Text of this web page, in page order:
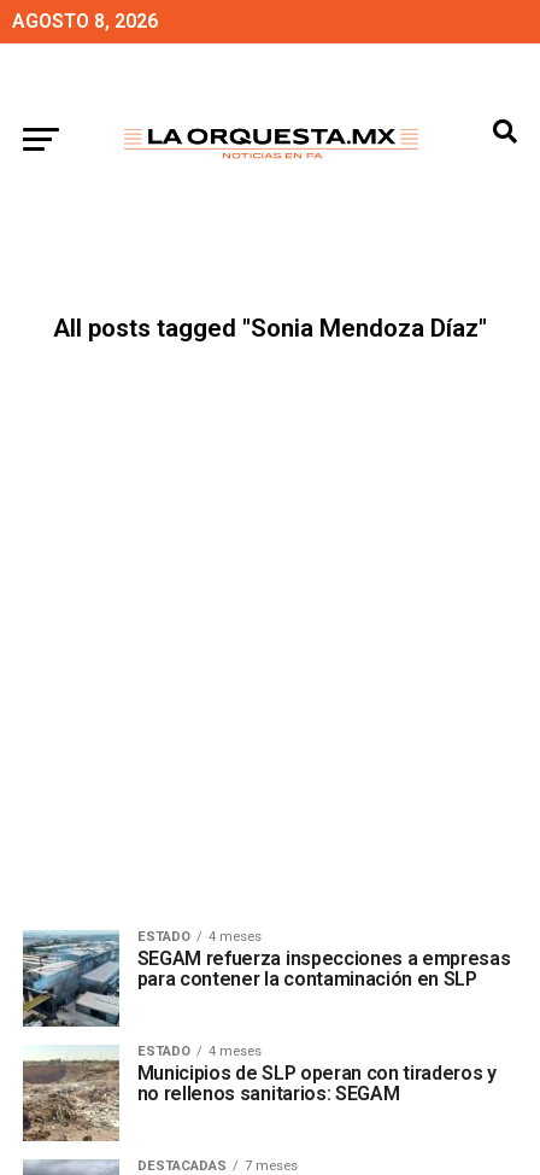
AGOSTO 8, 2026
All posts tagged "Sonia Mendoza Díaz"
ESTADO 4 meses
SEGAM refuerza inspecciones a empresas
para contener la contaminación en SLP
ESTADO 4 meses
Municipios de SLP operan con tiraderos y
no rellenos sanitarios: SEGAM
DESTACADAS 7 meses